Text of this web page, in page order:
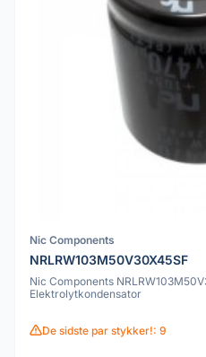
Nic Components
NRLRW103M50V30X45SF
Nic Components
Elektrolytkondensator
De sidste par stykker!: 9